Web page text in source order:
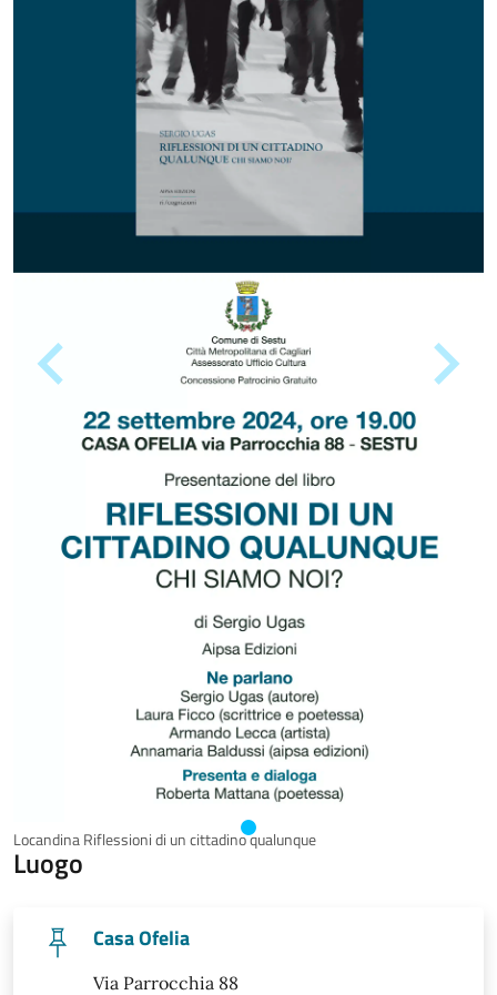
Locandina Riflessioni di un cittadino qualunque
Luogo
Casa Ofelia
Via Parrocchia 88